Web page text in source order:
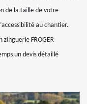
de la taille de votre
au chantier.
FROGER
un devis détaillé